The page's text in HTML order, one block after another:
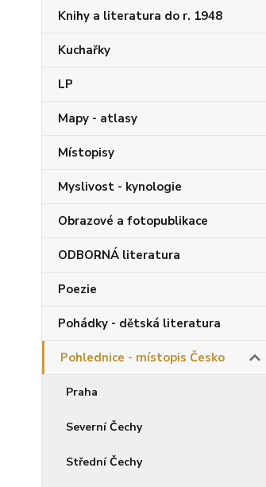
Knihy a literatura do r. 1948
Kuchařky
LP
Mapy - atlasy
Místopisy
Myslivost - kynologie
Obrazové a fotopublikace
ODBORNÁ literatura
Poezie
Pohádky - dětská literatura
Pohlednice - místopis Česko
Praha
Severní Čechy
Střední Čechy